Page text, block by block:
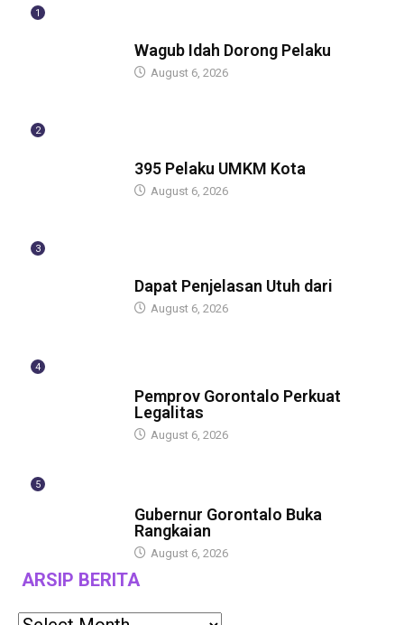
1
Wagub Idah Dorong Pelaku
August 6, 2026
2
395 Pelaku UMKM Kota
August 6, 2026
3
Dapat Penjelasan Utuh dari
August 6, 2026
4
Pemprov Gorontalo Perkuat
Legalitas
August 6, 2026
5
Gubernur Gorontalo Buka
Rangkaian
August 6, 2026
ARSIP BERITA